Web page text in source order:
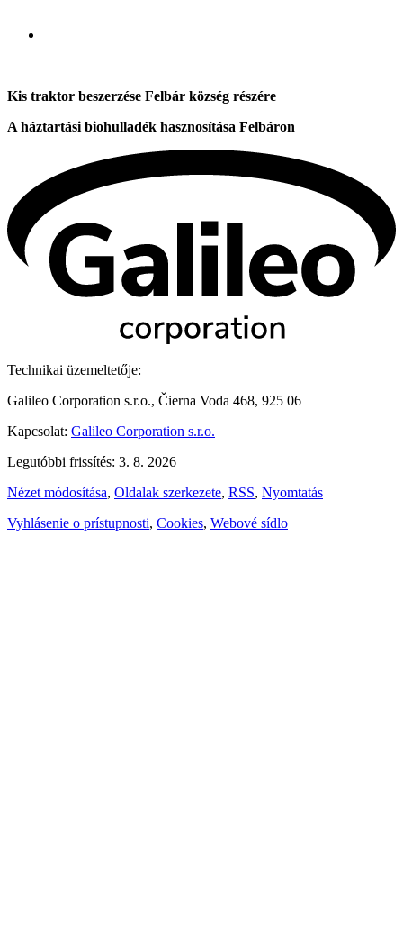
Kis traktor beszerzése Felbár község részére
A háztartási biohulladék hasznosítása Felbáron
Technikai üzemeltetője:
Galileo Corporation s.r.o., Čierna Voda 468, 925 06
Kapcsolat: Galileo Corporation s.r.o.
Legutóbbi frissítés: 3. 8. 2026
Nézet módosítása, Oldalak szerkezete, RSS, Nyomtatás
Vyhlásenie o prístupnosti, Cookies, Webové sídlo